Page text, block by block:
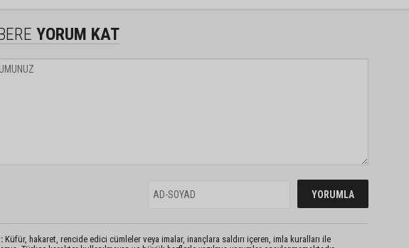
YORUM KAT
Küfür, hakaret, rencide edici cümleler veya imalar, inançlara saldırı içeren, imla kuralları ile